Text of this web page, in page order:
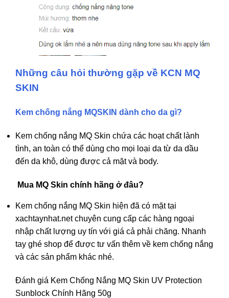
Những câu hỏi thường gặp về KCN MQ
SKIN
Kem chống nắng MQSKIN dành cho da gì?
Kem chống nắng MQ Skin chứa các hoạt chất lành
tình, an toàn có thể dùng cho mọi loại da từ da dầu
đến da khô, dùng được cả mặt và body.
Mua MQ Skin chính hãng ở đâu?
Kem chống nắng MQ Skin hiện đã có mặt tại
xachtaynhat.net chuyên cung cấp các hàng ngoại
nhập chất lượng uy tín với giá cả phải chăng. Nhanh
tay ghé shop để được tư vấn thêm về kem chống nắng
và các sản phẩm khác nhé.
Đánh giá Kem Chống Nắng MQ Skin UV Protection
Sunblock Chính Hãng 50g